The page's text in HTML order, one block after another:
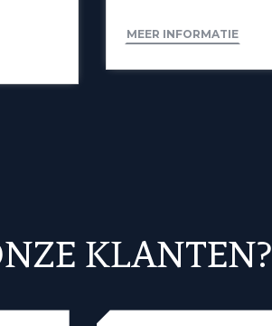
MEER INFORMATIE
KLANTEN?